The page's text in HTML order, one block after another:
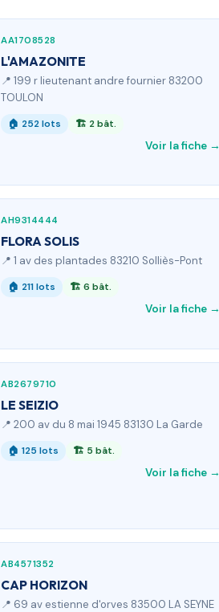
AA1708528
L'AMAZONITE
📍 199 r lieutenant andre fournier 83200
TOULON
🏠 252 lots 🏗 2 bât.
Voir la fiche →
AH9314444
FLORA SOLIS
📍 1 av des plantades 83210 Solliès-Pont
🏠 211 lots 🏗 6 bât.
Voir la fiche →
AB2679710
LE SEIZIO
📍 200 av du 8 mai 1945 83130 La Garde
🏠 125 lots 🏗 5 bât.
Voir la fiche →
AB4571352
CAP HORIZON
📍 69 av estienne d'orves 83500 LA SEYNE